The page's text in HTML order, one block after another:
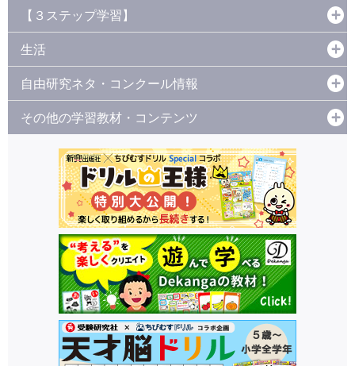
【３ステップ学習】
生活
自由研究ネタ・コンクール情報
その他の学習教材・コンテンツ